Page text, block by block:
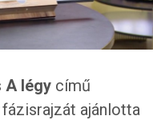
A légy című
ajánlotta